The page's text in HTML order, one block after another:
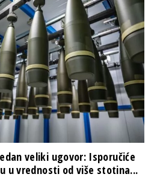
veliki ugovor: Isporučiće
u vrednosti od više stotina...